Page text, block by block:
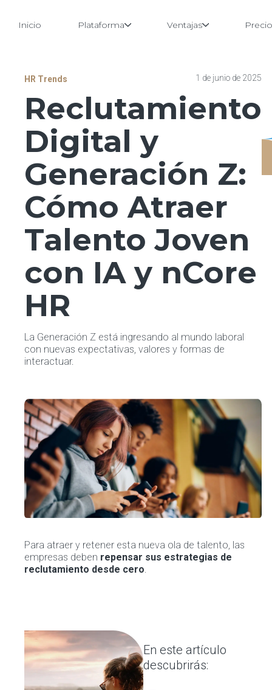
contenido
Inicio Plataforma Ventajas
HR Trends 1 de junio de 2025
Reclutamiento
Digital y
Generación Z:
Cómo Atraer
Talento Joven
con IA y nCore
HR
La Generación Z está ingresando al mundo laboral
con nuevas expectativas, valores y formas de
interactuar.
Para atraer y retener esta nueva ola de talento, las
empresas deben repensar sus estrategias de
reclutamiento desde cero.
En este artículo
descubrirás: